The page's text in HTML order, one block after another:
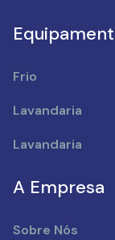
Frio
Lavandaria
Lavandaria
A Empresa
Sobre Nós